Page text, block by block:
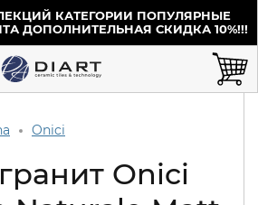
КАТЕГОРИИ ПОПУЛЯРНЫЕ
ДОПОЛНИТЕЛЬНАЯ СКИДКА 10%!!!
Onici
Onici